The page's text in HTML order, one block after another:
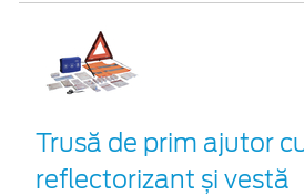
Trusă de prim ajutor
reflectorizant și vestă